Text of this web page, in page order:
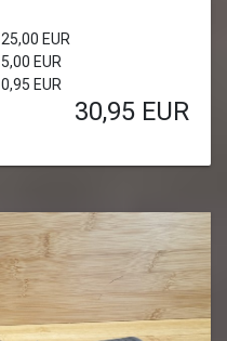
25,00 EUR
5,00 EUR
0,95 EUR
30,95 EUR